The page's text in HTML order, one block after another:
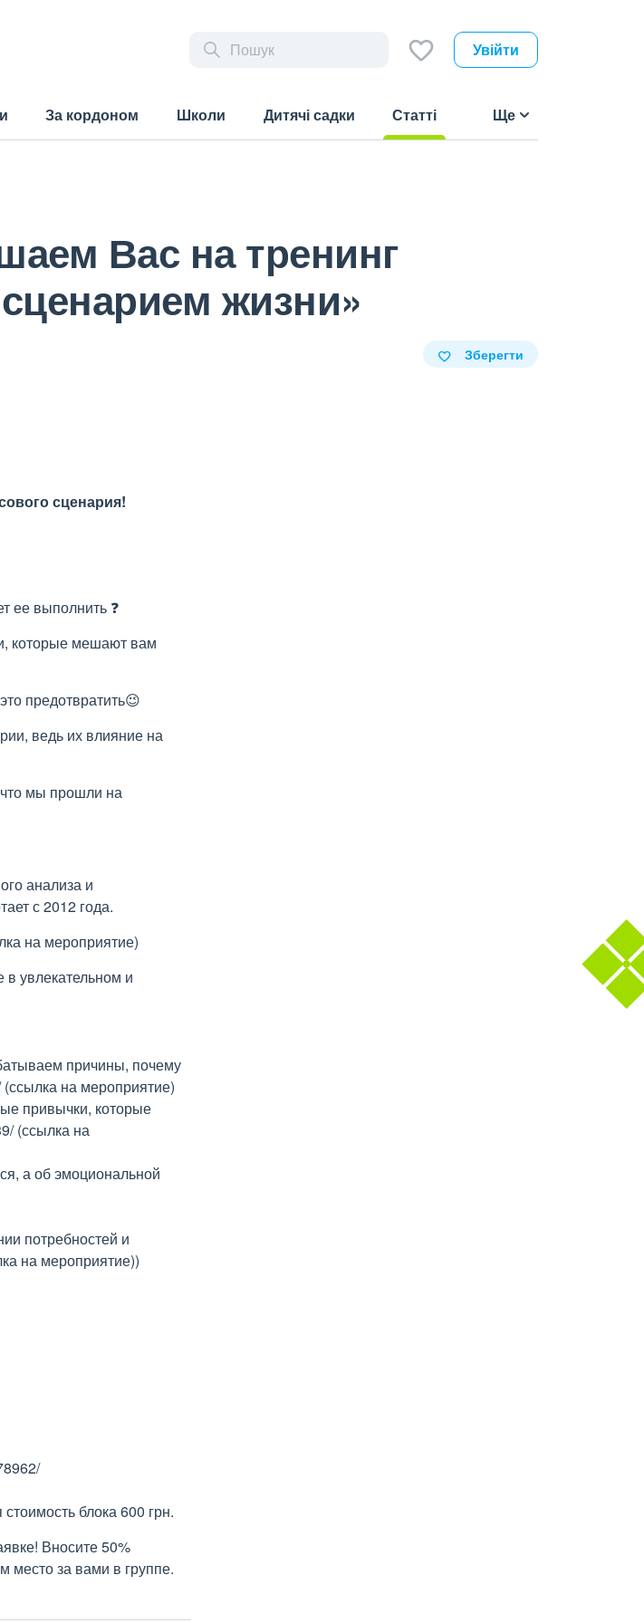
Увійти
За кордоном Школи Дитячі садки
Статті
Ще
Вас на тренинг
жизни»
Зберегти
сценария!
ее выполнить ❓
которые мешают вам
предотвратить😉
ведь их влияние на
что мы прошли на
анализа и
с 2012 года.
на мероприятие)
в увлекательном и
причины, почему
(ссылка на мероприятие)
привычки, которые
(ссылка на
а об эмоциональной
потребностей и
на мероприятие))
блока 600 грн.
Вносите 50%
место за вами в группе.